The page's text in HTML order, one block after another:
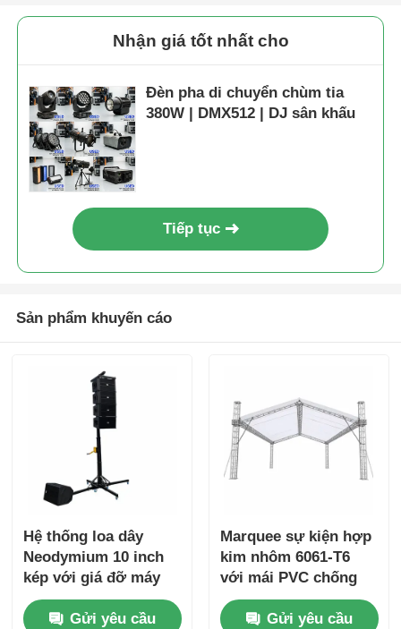
Liên hệ với chúng tôi
Các vụ án
Yêu cầu báo giá
Giao diện sân khấu nhôm
Hệ thống giàn nhôm
Nền tảng sân khấu nhôm
Giao diện lớp
Đường chướng ngại đông
Nhận giá tốt nhất cho
Đèn pha di chuyển chùm tia
380W | DMX512 | DJ sân khấu
Tiếp tục
Sản phẩm khuyến cáo
Hệ thống loa dây
Neodymium 10 inch
kép với giá đỡ máy
kéo thủ công và cơ
sở 4-Point Outrigger
Gửi yêu cầu
Marquee sự kiện hợp
kim nhôm 6061-T6
với mái PVC chống
thấm và thiết kế di
động mô-đun
Gửi yêu cầu